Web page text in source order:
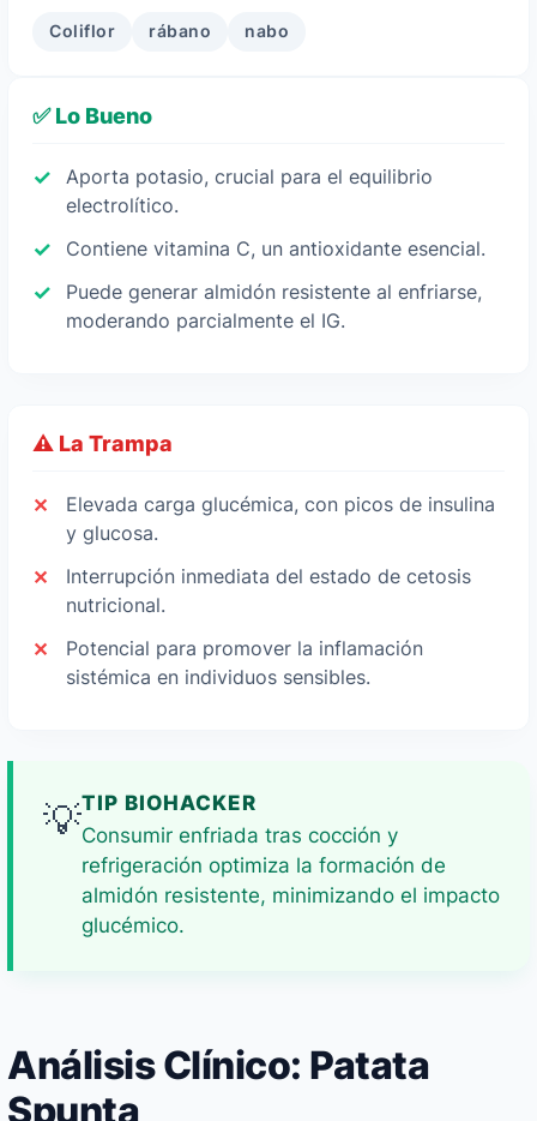
Coliflor rábano nabo
✅ Lo Bueno
Aporta potasio, crucial para el equilibrio
electrolítico.
Contiene vitamina C, un antioxidante esencial.
Puede generar almidón resistente al enfriarse,
moderando parcialmente el IG.
⚠️ La Trampa
Elevada carga glucémica, con picos de insulina
y glucosa.
Interrupción inmediata del estado de cetosis
nutricional.
Potencial para promover la inflamación
sistémica en individuos sensibles.
💡TIP BIOHACKER
Consumir enfriada tras cocción y
refrigeración optimiza la formación de
almidón resistente, minimizando el impacto
glucémico.
Análisis Clínico: Patata
Spunta